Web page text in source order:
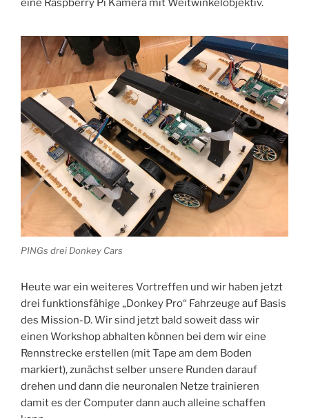
eine Raspberry Pi Kamera mit Weitwinkelobjektiv.
PINGs drei Donkey Cars
Heute war ein weiteres Vortreffen und wir haben jetzt
drei funktionsfähige „Donkey Pro“ Fahrzeuge auf Basis
des Mission-D. Wir sind jetzt bald soweit dass wir
einen Workshop abhalten können bei dem wir eine
Rennstrecke erstellen (mit Tape am dem Boden
markiert), zunächst selber unsere Runden darauf
drehen und dann die neuronalen Netze trainieren
damit es der Computer dann auch alleine schaffen